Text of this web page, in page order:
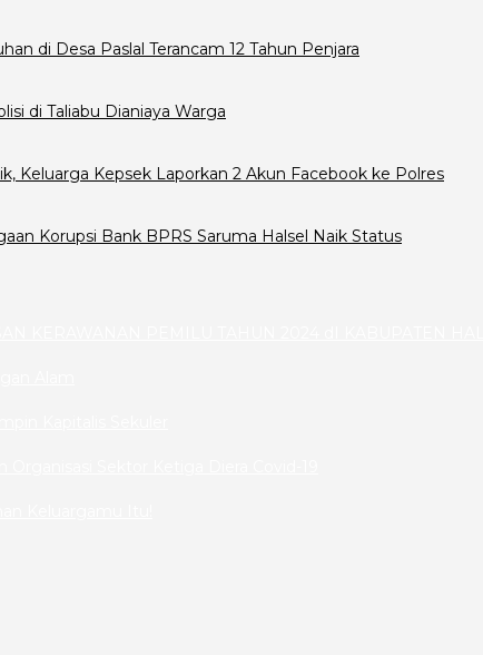
di Desa Paslal Terancam 12 Tahun Penjara
di Taliabu Dianiaya Warga
Keluarga Kepsek Laporkan 2 Akun Facebook ke Polres
Korupsi Bank BPRS Saruma Halsel Naik Status